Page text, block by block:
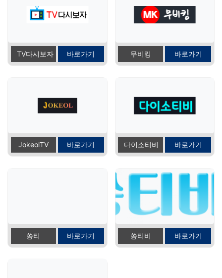
TV다시보자 바로가기 무비킹 바로가기
JokeolTV 바로가기 다이소티비 바로가기
쏭티 바로가기 쏭티비 바로가기